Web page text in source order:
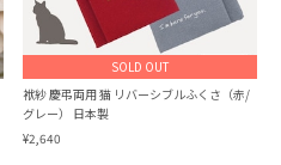
SOLD OUT
袱紗 慶弔両用 猫 リバーシブルふくさ（赤/
グレー） 日本製
¥2,640